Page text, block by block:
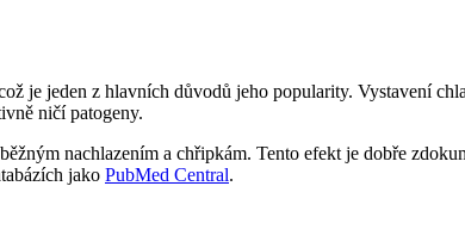
je jeden z hlavních důvodů jeho popularity. Vystavení
ničí patogeny.
nachlazením a chřipkám. Tento efekt je dobře
jako PubMed Central.